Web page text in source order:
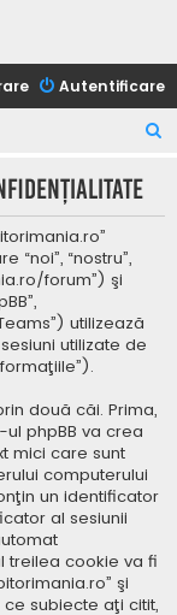
Autentificare
t
“nostru”,
forum”) şi
utilizează
utilizate de
două căi. Prima,
phpBB va crea
mici care sunt
computerului
un identificator
al sesiunii
treilea cookie va fi
şi
subiecte aţi citit,